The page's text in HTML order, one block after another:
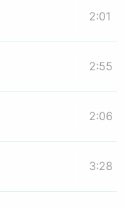
2:01
2:55
2:06
3:28